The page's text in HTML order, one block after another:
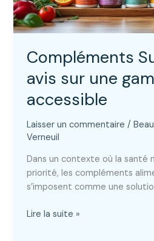
Compléments
avis sur une
accessible
Laisser un commentaire /
Verneuil
Dans un contexte où la santé
priorité, les compléments
s’imposent comme une
Compléments
Lire la suite »